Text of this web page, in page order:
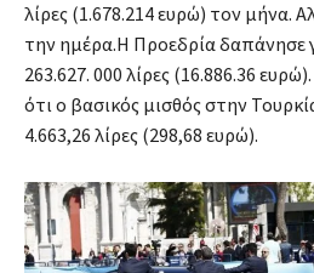
λίρες (1.678.214 ευρώ) τον μήνα.
την ημέρα.Η Προεδρία δαπάνησε
263.627. 000 λίρες (16.886.36
ότι ο βασικός μισθός στην
4.663,26 λίρες (298,68 ευρώ).